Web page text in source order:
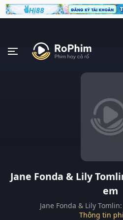
Jane Fonda & Lily
em
Jane Fonda & Lily
Thông tin